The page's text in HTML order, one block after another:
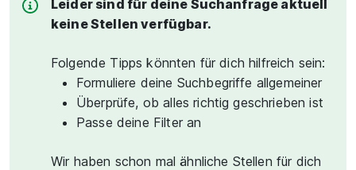
Leider sind für deine Suchanfrage aktuell
keine Stellen verfügbar.
Folgende Tipps könnten für dich hilfreich sein:
Formuliere deine Suchbegriffe allgemeiner
Überprüfe, ob alles richtig geschrieben ist
Passe deine Filter an
Wir haben schon mal ähnliche Stellen für dich